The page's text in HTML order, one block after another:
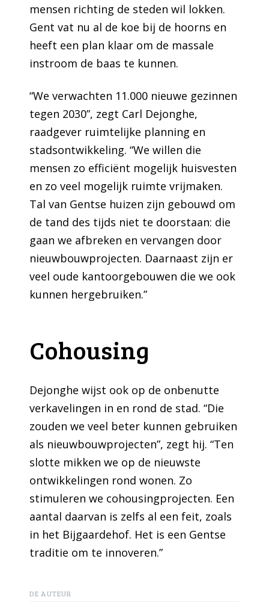
mensen richting de steden wil lokken.
Gent vat nu al de koe bij de hoorns en
heeft een plan klaar om de massale
instroom de baas te kunnen.
“We verwachten 11.000 nieuwe gezinnen
tegen 2030”, zegt Carl Dejonghe,
raadgever ruimtelijke planning en
stadsontwikkeling. “We willen die
mensen zo efficiënt mogelijk huisvesten
en zo veel mogelijk ruimte vrijmaken.
Tal van Gentse huizen zijn gebouwd om
de tand des tijds niet te doorstaan: die
gaan we afbreken en vervangen door
nieuwbouwprojecten. Daarnaast zijn er
veel oude kantoorgebouwen die we ook
kunnen hergebruiken.”
Cohousing
Dejonghe wijst ook op de onbenutte
verkavelingen in en rond de stad. “Die
zouden we veel beter kunnen gebruiken
als nieuwbouwprojecten”, zegt hij. “Ten
slotte mikken we op de nieuwste
ontwikkelingen rond wonen. Zo
stimuleren we cohousingprojecten. Een
aantal daarvan is zelfs al een feit, zoals
in het Bijgaardehof. Het is een Gentse
traditie om te innoveren.”
DE AUTEUR